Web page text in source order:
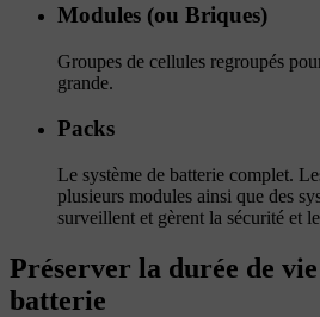
Modules (ou Briques)
Groupes de cellules regroupés
grande.
Packs
Le système de batterie complet.
plusieurs modules ainsi que des
surveillent et gèrent la sécurité et
Préserver la durée de
batterie